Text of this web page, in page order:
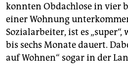
konnten Obdachlose in vier
einer Wohnung
Sozialarbeiter, ist es
bis sechs Monate dauert.
auf Wohnen“ sogar in der